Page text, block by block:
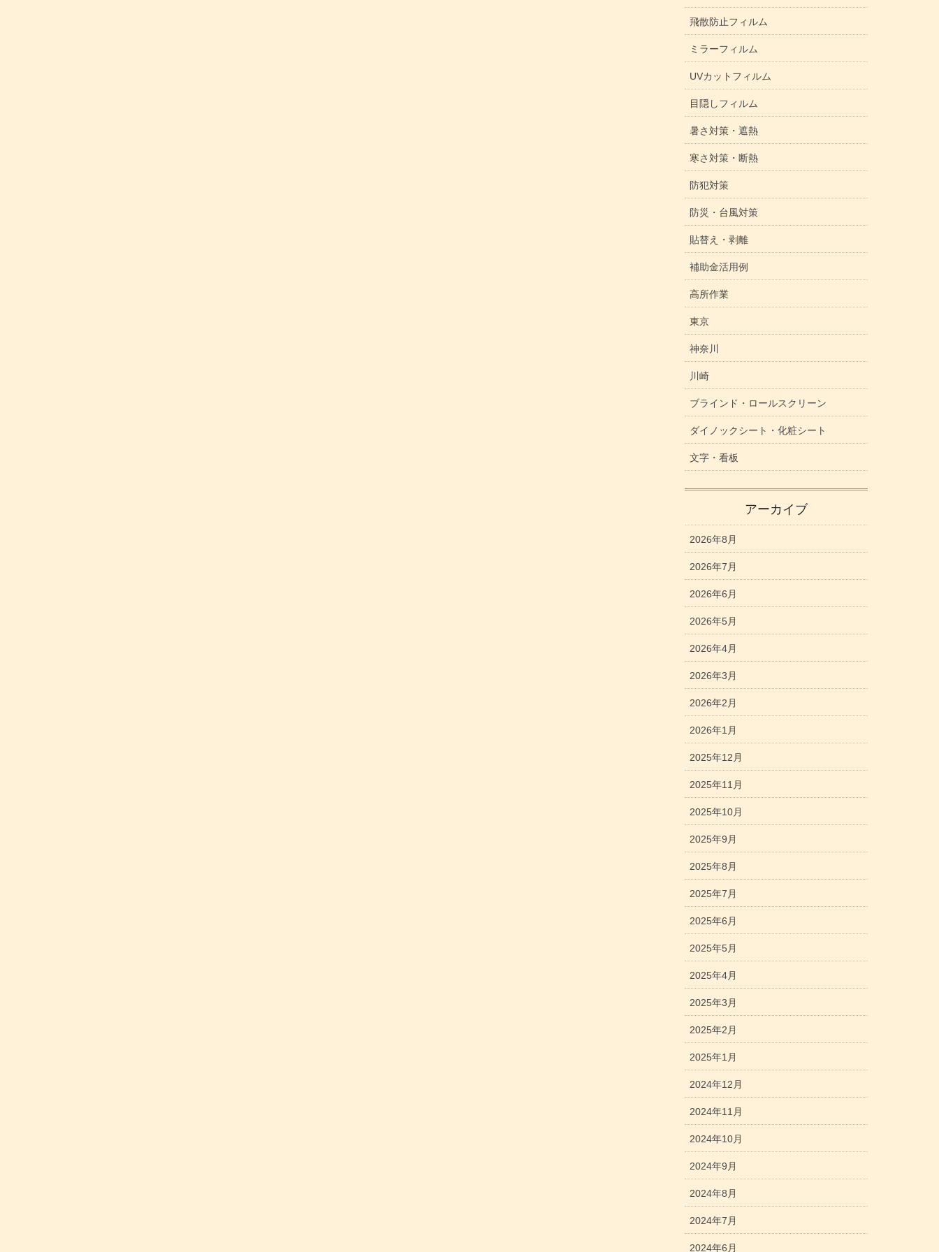
飛散防止フィルム
ミラーフィルム
UVカットフィルム
目隠しフィルム
暑さ対策・遮熱
寒さ対策・断熱
防犯対策
防災・台風対策
貼替え・剥離
補助金活用例
高所作業
東京
神奈川
川崎
ブラインド・ロールスクリーン
ダイノックシート・化粧シート
文字・看板
アーカイブ
2026年8月
2026年7月
2026年6月
2026年5月
2026年4月
2026年3月
2026年2月
2026年1月
2025年12月
2025年11月
2025年10月
2025年9月
2025年8月
2025年7月
2025年6月
2025年5月
2025年4月
2025年3月
2025年2月
2025年1月
2024年12月
2024年11月
2024年10月
2024年9月
2024年8月
2024年7月
2024年6月